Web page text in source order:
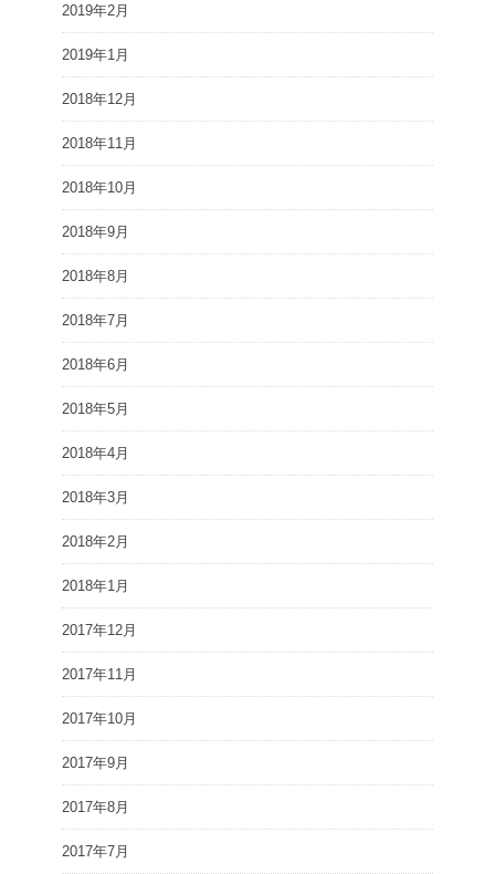
2019年2月
2019年1月
2018年12月
2018年11月
2018年10月
2018年9月
2018年8月
2018年7月
2018年6月
2018年5月
2018年4月
2018年3月
2018年2月
2018年1月
2017年12月
2017年11月
2017年10月
2017年9月
2017年8月
2017年7月